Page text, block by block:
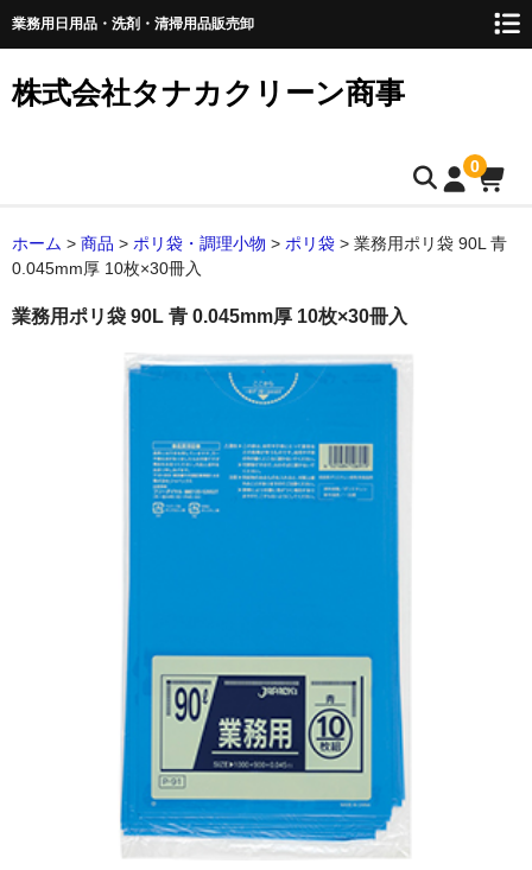
業務用日用品・洗剤・清掃用品販売卸
株式会社タナカクリーン商事
0
トップページ
キッチンペーパー
ペーパータオル
レジ袋・チャック袋等
たわし・スポンジ
ラップ・ホイル
紙コップ
ホーム > 商品 > ポリ袋・調理小物 > ポリ袋 > 業務用ポリ袋 90L 青
0.045mm厚 10枚×30冊入
業務用ポリ袋 90L 青 0.045mm厚 10枚×30冊入